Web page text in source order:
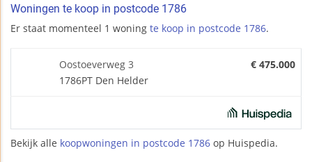
Woningen te koop in postcode 1786
Er staat momenteel 1 woning te koop in postcode 1786.
Oostoeverweg 3
1786PT Den Helder
€ 475.000
Bekijk alle koopwoningen in postcode 1786 op Huispedia.